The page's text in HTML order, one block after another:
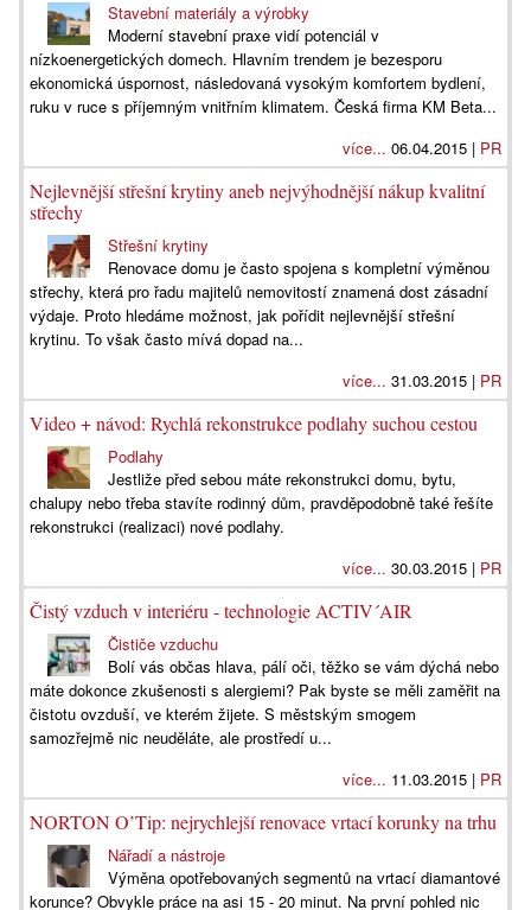
Stavební materiály a výrobky
Moderní stavební praxe vidí potenciál v
nízkoenergetických domech. Hlavním trendem je bezesporu
ekonomická úspornost, následovaná vysokým komfortem bydlení,
ruku v ruce s příjemným vnitřním klimatem. Česká firma KM Beta...
více... 06.04.2015 | PR
Nejlevnější střešní krytiny aneb nejvýhodnější nákup kvalitní
střechy
Střešní krytiny
Renovace domu je často spojena s kompletní výměnou
střechy, která pro řadu majitelů nemovitostí znamená dost zásadní
výdaje. Proto hledáme možnost, jak pořídit nejlevnější střešní
krytinu. To však často mívá dopad na...
více... 31.03.2015 | PR
Video + návod: Rychlá rekonstrukce podlahy suchou cestou
Podlahy
Jestliže před sebou máte rekonstrukci domu, bytu,
chalupy nebo třeba stavíte rodinný dům, pravděpodobně také řešíte
rekonstrukci (realizaci) nové podlahy.
více... 30.03.2015 | PR
Čistý vzduch v interiéru - technologie ACTIV´AIR
Čističe vzduchu
Bolí vás občas hlava, pálí oči, těžko se vám dýchá nebo
máte dokonce zkušenosti s alergiemi? Pak byste se měli zaměřit na
čistotu ovzduší, ve kterém žijete. S městským smogem
samozřejmě nic neuděláte, ale prostředí u...
více... 11.03.2015 | PR
NORTON O’Tip: nejrychlejší renovace vrtací korunky na trhu
Nářadí a nástroje
Výměna opotřebovaných segmentů na vrtací diamantové
korunce? Obvykle práce na asi 15 - 20 minut. Na první pohled nic